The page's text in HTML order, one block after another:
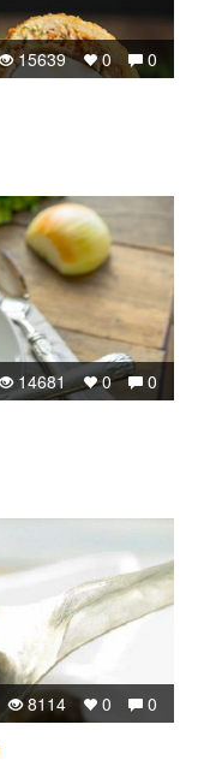
0
0
15639
0
0
14681
0
0
8114